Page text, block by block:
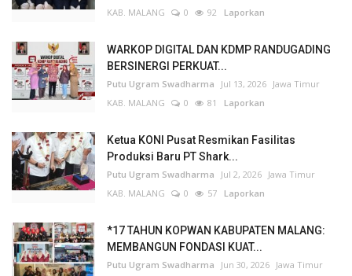
KAB. MALANG
0 92 Laporkan
WARKOP DIGITAL DAN KDMP RANDUGADING
BERSINERGI PERKUAT...
Putu Ugram Swadharma Jul 13, 2026 Jawa Timur
KAB. MALANG
0 81 Laporkan
Ketua KONI Pusat Resmikan Fasilitas
Produksi Baru PT Shark...
Putu Ugram Swadharma Jul 2, 2026 Jawa Timur
KAB. MALANG
0 57 Laporkan
*17 TAHUN KOPWAN KABUPATEN MALANG:
MEMBANGUN FONDASI KUAT...
Putu Ugram Swadharma Jun 30, 2026 Jawa Timur